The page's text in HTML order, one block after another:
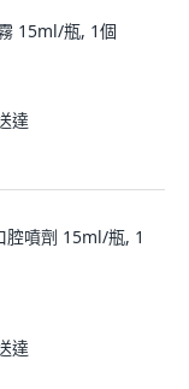
15ml/瓶, 1個
達
腔噴劑 15ml/瓶, 1
達